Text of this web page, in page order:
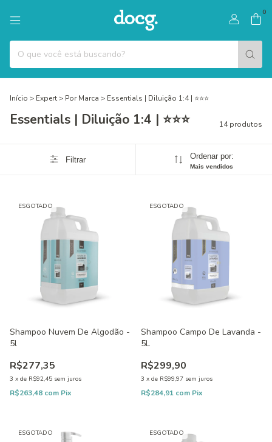
0
Início > Expert> Por Marca > Essentials | Diluição 1:4 | ⭐⭐⭐
Essentials | Diluição 1:4 | ⭐⭐⭐ 14 produtos
Filtrar Ordenar por:
Mais vendidos
ESGOTADO
Shampoo Nuvem De Algodão -
5l
R$277,35
3 x de R$92,45 sem juros
R$263,48 com Pix
ESGOTADO
Shampoo Campo De Lavanda -
5L
R$299,90
3 x de R$99,97 sem juros
R$284,91 com Pix
ESGOTADO ESGOTADO